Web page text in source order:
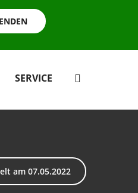
SERVICE
am 07.05.2022